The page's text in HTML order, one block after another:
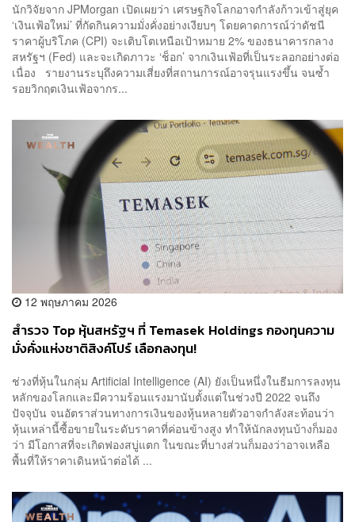
นักวิจัยจาก JPMorgan เปิดเผยว่า เศรษฐกิจโลกอาจกำลังก้าวเข้าสู่ยุค
‘เงินเฟ้อใหม่’ ที่กัดกินความมั่งคั่งอย่างเงียบๆ โดยคาดการณ์ว่าดัชนี
ราคาผู้บริโภค (CPI) จะเติบโตเหนือเป้าหมาย 2% ของธนาคารกลาง
สหรัฐฯ (Fed) และจะเกิดภาวะ ‘ช็อก’ จากเงินเฟ้อที่เป็นระลอกอย่างต่อ
เนื่อง รายงานระบุถึงความเสี่ยงที่สถานการณ์อาจรุนแรงขึ้น จนซ้ำ
รอยวิกฤตเงินเฟ้อจากร...
12 พฤษภาคม 2026
สำรวจ Top หุ้นสหรัฐฯ ที่ Temasek Holdings กองทุนความ
มั่งคั่งแห่งชาติสิงค์โปร์ เลือกลงทุน!
ช่วงที่หุ้นในกลุ่ม Artificial Intelligence (AI) ยังเป็นหนึ่งในธีมการลงทุน
หลักของโลกและมีความร้อนแรงมานับตั้งแต่ในช่วงปี 2022 จนถึง
ปัจจุบัน จนอัตราส่วนทางการเงินของหุ้นหลายตัวอาจกำลังสะท้อนว่า
หุ้นเหล่านี้ซื้อขายในระดับราคาที่ค่อนข้างสูง ทำให้นักลงทุนบ้างก็มอง
ว่า มีโอกาสที่จะเกิดฟองสบู่แตก ในขณะที่บางส่วนก็มองว่าอาจเหลือ
พื้นที่ให้ราคาเดินหน้าต่อได้ ...